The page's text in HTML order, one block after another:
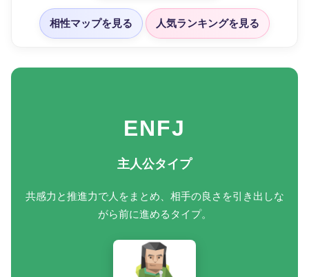
相性マップを見る 人気ランキングを見る
ENFJ
主人公タイプ
共感力と推進力で人をまとめ、相手の良さを引き出しな
がら前に進めるタイプ。